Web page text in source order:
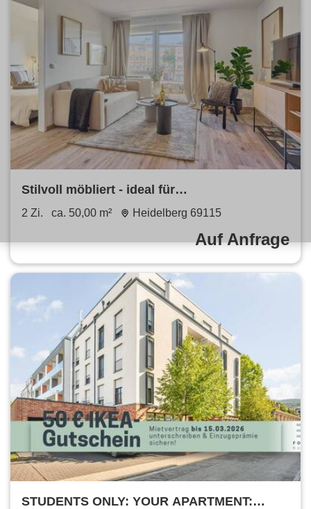
Stilvoll möbliert - ideal für
Geschäftsreisende & Langzeitaufenthalte
2 Zi. ca. 50,00 m² Heidelberg 69115
Auf Anfrage
STUDENTS ONLY: YOUR APARTMENT: